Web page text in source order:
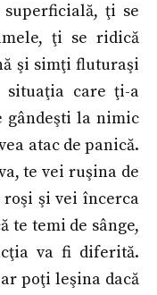
ţi se
ţi se ridică
şi simţi fluturaşi
situaţia care ţi-a
gândeşti la nimic
atac de panică.
te vei ruşina de
şi vei încerca
te temi de sânge,
va fi diferită.
poţi leşina dacă